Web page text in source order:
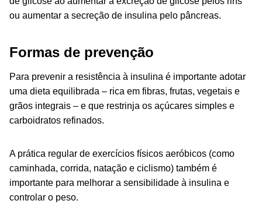
ou aumentar a secreção de insulina pelo pâncreas.
Formas de prevenção
Para prevenir a resistência à insulina é importante adotar
uma dieta equilibrada – rica em fibras, frutas, vegetais e
grãos integrais – e que restrinja os açúcares simples e
carboidratos refinados.
A prática regular de exercícios físicos aeróbicos (como
caminhada, corrida, natação e ciclismo) também é
importante para melhorar a sensibilidade à insulina e
controlar o peso.